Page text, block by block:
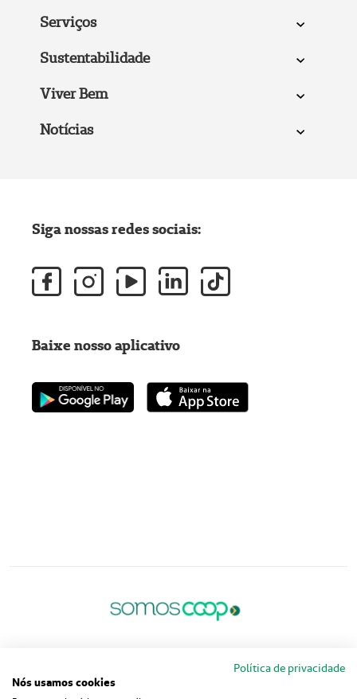
Serviços
Sustentabilidade
Viver Bem
Notícias
Siga nossas redes sociais:
Baixe nosso aplicativo
Política de privacidade
Nós usamos cookies